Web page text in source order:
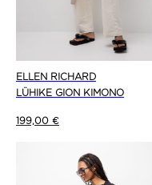
ELLEN RICHARD
LÜHIKE GION KIMONO
199,00 €